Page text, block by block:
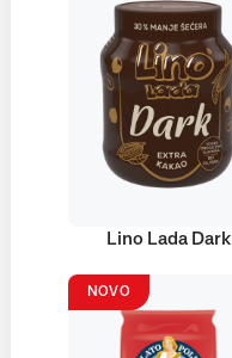
Lino Lada Dark
NOVO